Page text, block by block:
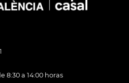
8:30 a 14:00 horas